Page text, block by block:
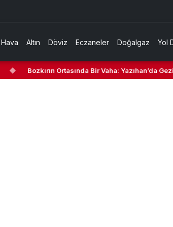
Hava Altın Döviz Eczaneler Doğalgaz Yol
Bozkırın Ortasında Bir Vaha: Yazıhan’da